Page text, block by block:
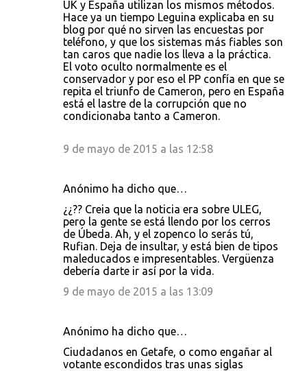
UK y España utilizan los mismos métodos.
Hace ya un tiempo Leguina explicaba en su
blog por qué no sirven las encuestas por
teléfono, y que los sistemas más fiables son
tan caros que nadie los lleva a la práctica.
El voto oculto normalmente es el
conservador y por eso el PP confía en que se
repita el triunfo de Cameron, pero en España
está el lastre de la corrupción que no
condicionaba tanto a Cameron.
9 de mayo de 2015 a las 12:58
Anónimo ha dicho que…
¿¿?? Creia que la noticia era sobre ULEG,
pero la gente se está llendo por los cerros
de Úbeda. Ah, y el zopenco lo serás tú,
Rufian. Deja de insultar, y está bien de tipos
maleducados e impresentables. Vergüenza
debería darte ir así por la vida.
9 de mayo de 2015 a las 13:09
Anónimo ha dicho que…
Ciudadanos en Getafe, o como engañar al
votante escondidos tras unas siglas